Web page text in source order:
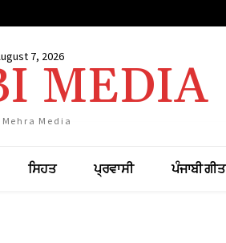
7, 2026
MEDIA
Media
ਸਿਹਤ ਪ੍ਰਵਾਸੀ ਪੰਜਾਬੀ ਗੀਤ